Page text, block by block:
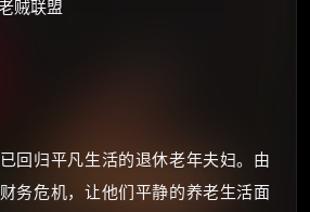
贼联盟
回归平凡生活的退休老年夫妇。由
务危机，让他们平静的养老生活面
站 ×